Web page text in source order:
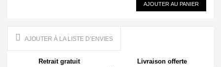
AJOUTER AU PANIER
AJOUTER À LA LISTE D’ENVIES
Retrait gratuit
Livraison offerte